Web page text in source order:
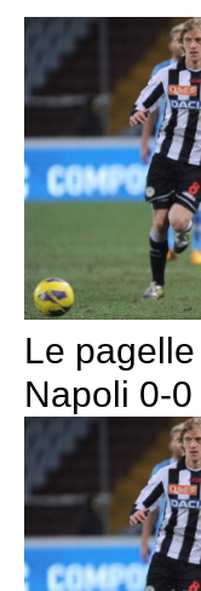
Le
Napoli 0-0